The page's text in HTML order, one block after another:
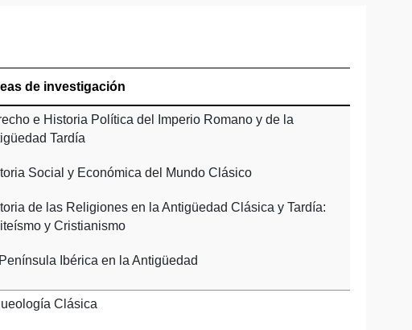
de investigación
e Historia Política del Imperio Romano y de la
Tardía
Social y Económica del Mundo Clásico
de las Religiones en la Antigüedad Clásica y Tardía:
y Cristianismo
Ibérica en la Antigüedad
Clásica